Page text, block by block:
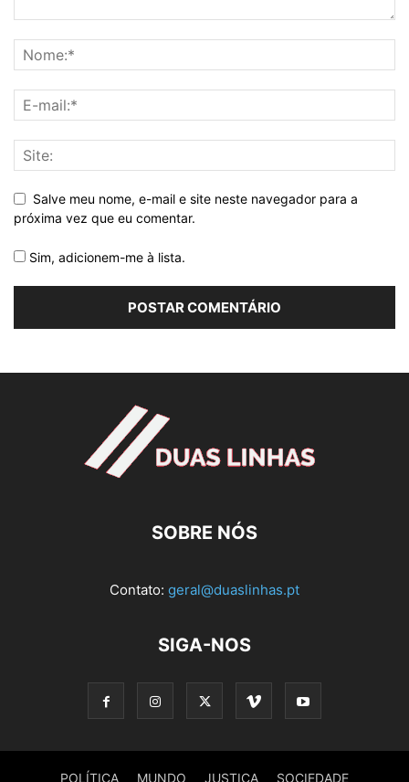
Salve meu nome, e-mail e site neste navegador para a
próxima vez que eu comentar.
Sim, adicionem-me à lista.
SOBRE NÓS
Contato: geral@duaslinhas.pt
SIGA-NOS
POLÍTICA MUNDO JUSTIÇA SOCIEDADE